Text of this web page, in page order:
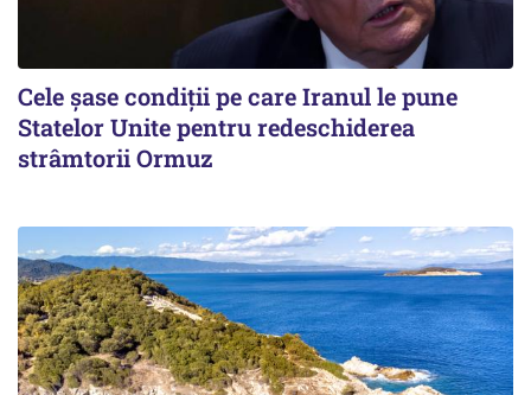
Cele șase condiții pe care Iranul le pune
Statelor Unite pentru redeschiderea
strâmtorii Ormuz